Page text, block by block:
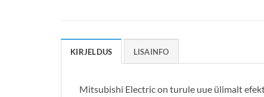
KIRJELDUS LISAINFO
Mitsubishi Electric on turule uue ülimalt